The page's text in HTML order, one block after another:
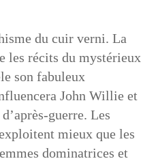
du cuir verni. La
les récits du mystérieux
son fabuleux
John Willie et
guerre. Les
mieux que les
dominatrices et